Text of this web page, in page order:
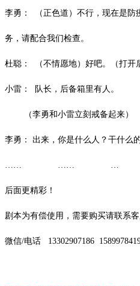
李勇： （正色道）不行，现在是
务，请配合我们检查。
杜聪： （不情愿地）好吧。（打开
小雷： 队长，后备箱里有人。
（李勇和小雷立刻戒备起来）
李勇： 出来，你是什么人？干什么
后面更精彩！
剧本为有偿使用，需要购买请联系
微信/电话 13302907186